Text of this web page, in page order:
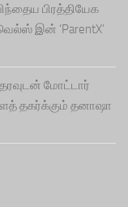
பிரத்தியேக
இன் ‘ParentX’
மோட்டார்
தகர்க்கும் தனாஷா